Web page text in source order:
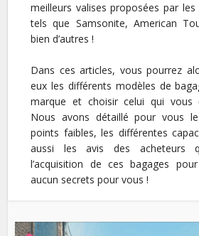
meilleurs valises proposées par
tels que Samsonite, American
bien d’autres !
Dans ces articles, vous pourrez
eux les différents modèles de
marque et choisir celui qui vous
Nous avons détaillé pour vous
points faibles, les différentes
aussi les avis des
l’acquisition de ces bagages pour
aucun secrets pour vous !